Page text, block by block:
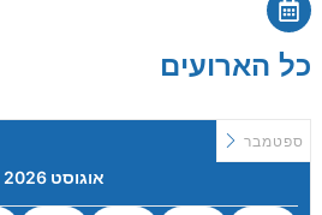
כל הארועים
אוגוסט 2026
ספטמבר